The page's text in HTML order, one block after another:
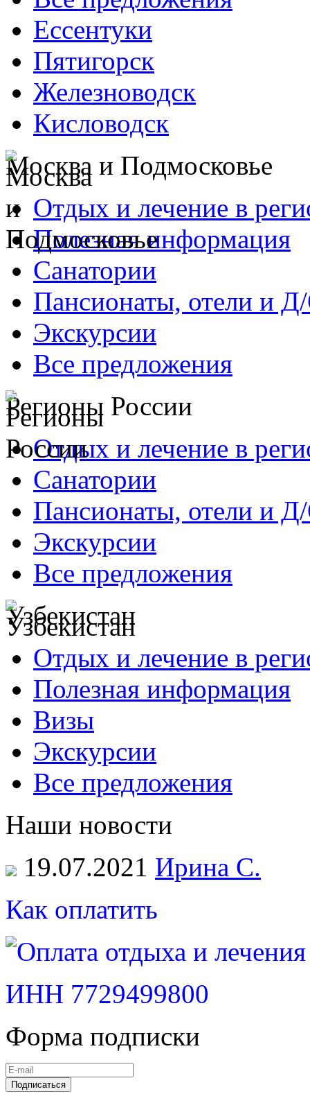
Ессентуки
Пятигорск
Железноводск
Кисловодск
Москва и Подмосковье
Отдых и лечение в
Полезная информация
Санатории
Пансионаты, отели и
Экскурсии
Все предложения
Регионы России
Отдых и лечение в
Санатории
Пансионаты, отели и
Экскурсии
Все предложения
Узбекистан
Отдых и лечение в
Полезная информация
Визы
Экскурсии
Все предложения
Наши новости
19.07.2021 Ирина С.
Как оплатить
ИНН 7729499800
Форма подписки
Подписаться